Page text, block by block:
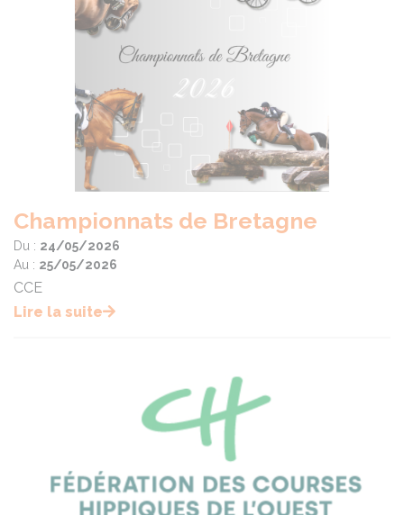
Championnats de Bretagne
Du : 24/05/2026
Au : 25/05/2026
CCE
Lire la suite